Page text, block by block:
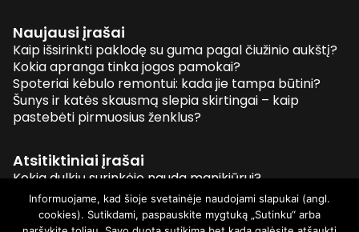
Naujausi įrašai
Kaip išsirinkti paklodę su guma pagal čiužinio aukštį?
Kokia apranga tinka jogos pamokai?
Spoteriai kėbulo remontui: kada jie tampa būtini?
Šunys ir katės skausmą slepia skirtingai – kaip
pastebėti pirmuosius ženklus?
Atsitiktiniai įrašai
Kokia dulkių surinkėjo nauda manikiūrui?
Tekstų rašymas
Helovino tradicijos – kaip švęsti?
Informuojame, kad šioje svetainėje naudojami slapukai (angl.
cookies). Sutikdami, paspauskite mygtuką „Sutinku“ arba